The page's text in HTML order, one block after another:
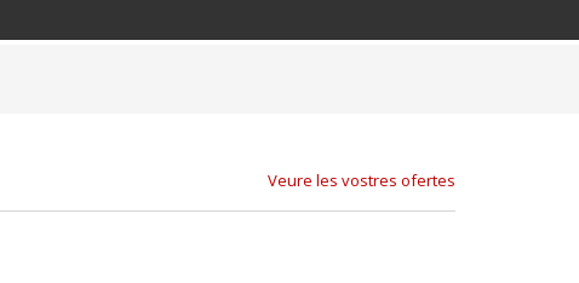
Veure les vostres ofertes